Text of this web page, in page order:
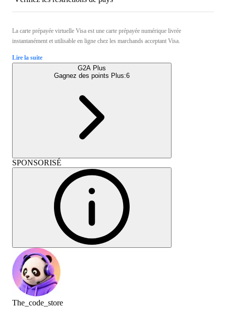
La carte prépayée virtuelle Visa est une carte prépayée numérique livrée
instantanément et utilisable en ligne chez les marchands acceptant Visa.
Lire la suite
G2A Plus
Gagnez des points Plus:6
SPONSORISÉ
The_code_store